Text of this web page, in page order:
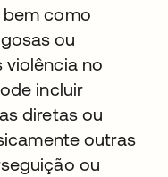
bem como
ou
violência no
incluir
diretas ou
outras
ou